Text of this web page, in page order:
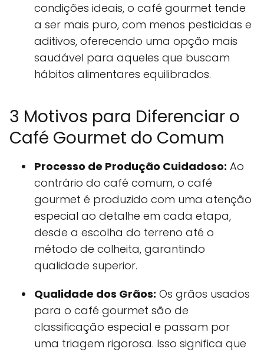
condições ideais, o café gourmet tende
a ser mais puro, com menos pesticidas e
aditivos, oferecendo uma opção mais
saudável para aqueles que buscam
hábitos alimentares equilibrados.
3 Motivos para Diferenciar o
Café Gourmet do Comum
Processo de Produção Cuidadoso: Ao
contrário do café comum, o café
gourmet é produzido com uma atenção
especial ao detalhe em cada etapa,
desde a escolha do terreno até o
método de colheita, garantindo
qualidade superior.
Qualidade dos Grãos: Os grãos usados
para o café gourmet são de
classificação especial e passam por
uma triagem rigorosa. Isso significa que